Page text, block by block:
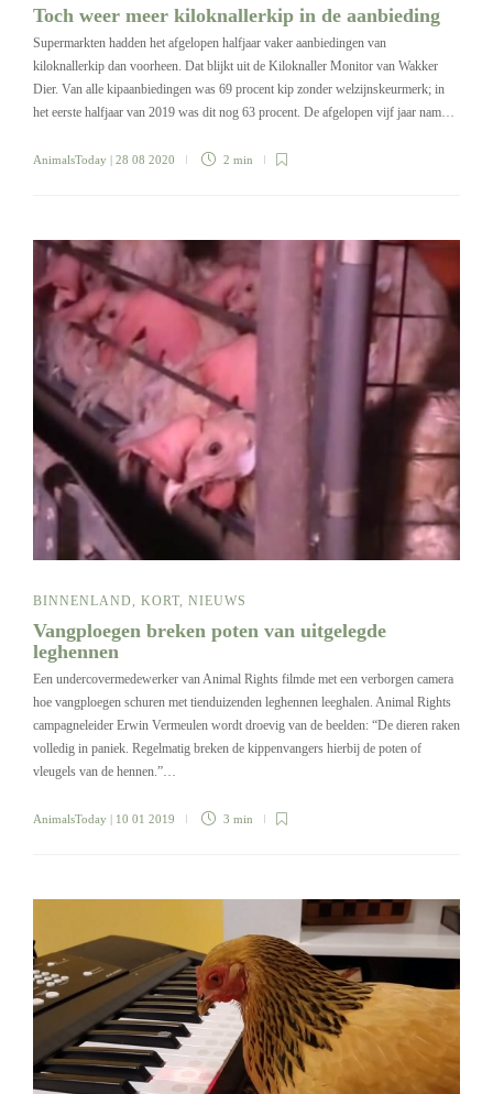
Toch weer meer kiloknallerkip in de aanbieding
Supermarkten hadden het afgelopen halfjaar vaker aanbiedingen van
kiloknallerkip dan voorheen. Dat blijkt uit de Kiloknaller Monitor van Wakker
Dier. Van alle kipaanbiedingen was 69 procent kip zonder welzijnskeurmerk; in
het eerste halfjaar van 2019 was dit nog 63 procent. De afgelopen vijf jaar nam…
AnimalsToday | 28 08 2020 2 min
BINNENLAND, KORT, NIEUWS
Vangploegen breken poten van uitgelegde
leghennen
Een undercovermedewerker van Animal Rights filmde met een verborgen camera
hoe vangploegen schuren met tienduizenden leghennen leeghalen. Animal Rights
campagneleider Erwin Vermeulen wordt droevig van de beelden: “De dieren raken
volledig in paniek. Regelmatig breken de kippenvangers hierbij de poten of
vleugels van de hennen.”…
AnimalsToday | 10 01 2019 3 min